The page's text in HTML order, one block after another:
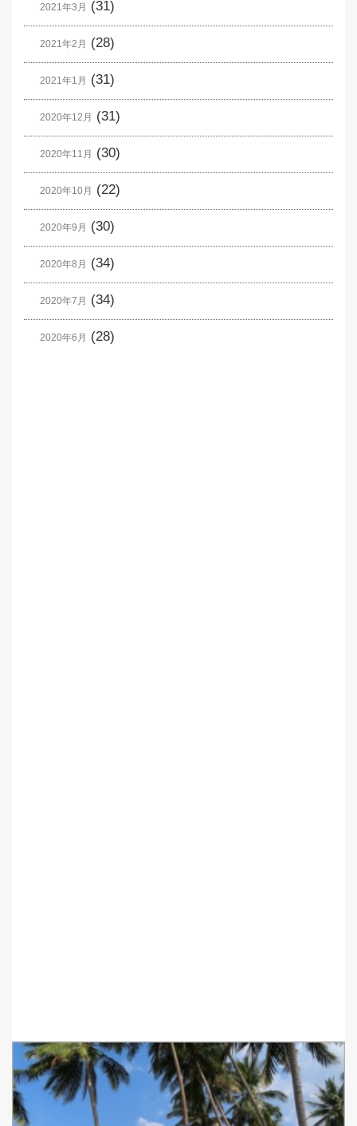
2021年3月 (31)
2021年2月 (28)
2021年1月 (31)
2020年12月 (31)
2020年11月 (30)
2020年10月 (22)
2020年9月 (30)
2020年8月 (34)
2020年7月 (34)
2020年6月 (28)